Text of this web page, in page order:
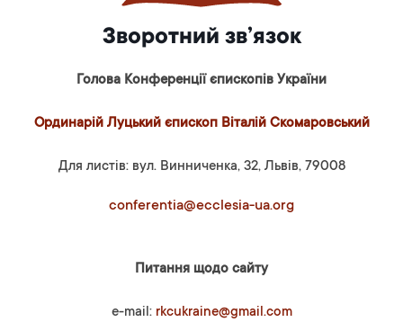
Зворотний зв’язок
Голова Конференції єпископів України
Ординарій Луцький єпископ Віталій Скомаровський
Для листів: вул. Винниченка, 32, Львів, 79008
conferentia@ecclesia-ua.org
Питання щодо сайту
e-mail: rkcukraine@gmail.com